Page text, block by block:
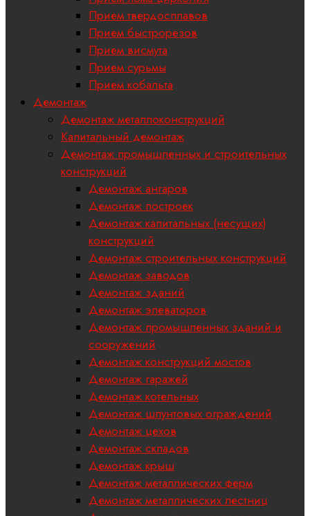
Прием твердосплавов
Прием быстрорезов
Прием висмута
Прием сурьмы
Прием кобальта
Демонтаж
Демонтаж металлоконструкций
Капитальный демонтаж
Демонтаж промышленных и строительных
конструкций
Демонтаж ангаров
Демонтаж построек
Демонтаж капитальных (несущих)
конструкций
Демонтаж строительных конструкций
Демонтаж заводов
Демонтаж зданий
Демонтаж элеваторов
Демонтаж промышленных зданий и
сооружений
Демонтаж конструкций мостов
Демонтаж гаражей
Демонтаж котельных
Демонтаж шпунтовых ограждений
Демонтаж цехов
Демонтаж складов
Демонтаж крыш
Демонтаж металлических ферм
Демонтаж металлических лестниц